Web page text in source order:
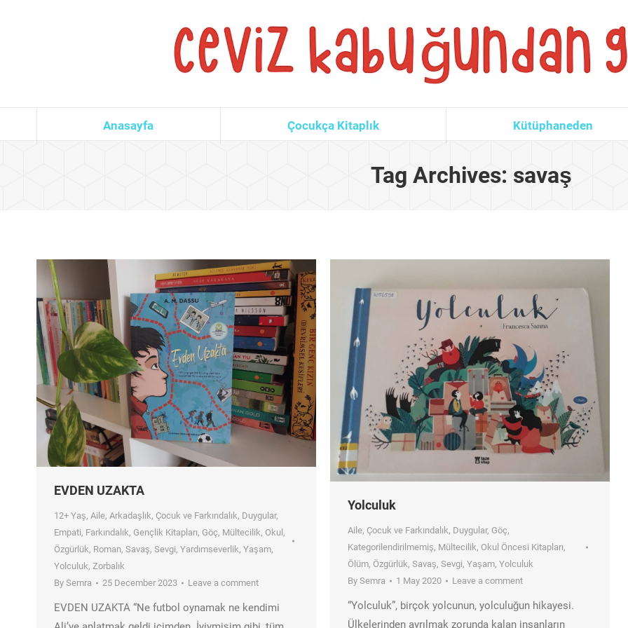
Anasayfa Çocukça Kitaplık Kütüphaneden
Tag Archives: savaş
EVDEN UZAKTA
12+ Yaş, Aile, Arkadaşlık, Çocuk ve Farkındalık, Duygular,
Empati, Farkındalık, Gençlik Kitapları, Göç, Mültecilik, Okul ,
Özgürlük, Roman, Savaş, Sevgi, Yardımseverlik, Yaşam,
Yolculuk, Zorbalık
By Semra 25 December 2023 Leave a comment
EVDEN UZAKTA “Ne futbol oynamak ne kendimi
Yolculuk
Aile, Çocuk ve Farkındalık, Duygular, Göç,
Kategorilendirilmemiş, Mültecilik, Okul Öncesi Kitapları,
Ölüm, Özgürlük, Savaş, Sevgi, Yaşam, Yolculuk
By Semra 1 May 2020 Leave a comment
“Yolculuk”, birçok yolcunun, yolculuğun hikayesi.
Ülkelerinden ayrılmak zorunda kalan insanların